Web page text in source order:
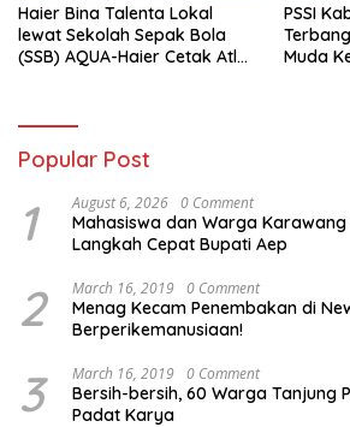
Haier Bina Talenta Lokal
lewat Sekolah Sepak Bola
(SSB) AQUA-Haier Cetak Atlet
PSSI
Muda
Popular Post
1 August 6, 2026 0 Comment
Mahasiswa dan Warga
Langkah Cepat Bupati Aep
2 March 16, 2019 0 Comment
Menag Kecam Penembakan di
Berperikemanusiaan!
3 March 16, 2019 0 Comment
Bersih-bersih, 60 Warga Tanjung
Padat Karya